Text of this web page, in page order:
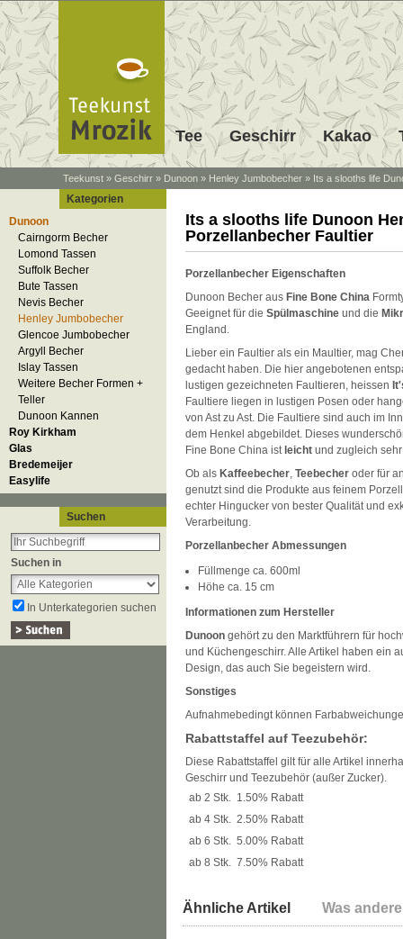
Tee Geschirr Kakao
Teekunst » Geschirr » Dunoon » Henley Jumbobecher » Its a slooths life
Kategorien
Dunoon
Cairngorm Becher
Lomond Tassen
Suffolk Becher
Bute Tassen
Nevis Becher
Henley Jumbobecher
Glencoe Jumbobecher
Argyll Becher
Islay Tassen
Weitere Becher Formen +
Teller
Dunoon Kannen
Roy Kirkham
Glas
Bredemeijer
Easylife
Suchen
Suchen in
In Unterkategorien suchen
Its a slooths life Dunoon
Porzellanbecher Faultier
Porzellanbecher Eigenschaften
Dunoon Becher aus Fine Bone China
Geeignet für die Spülmaschine und die
England.
Lieber ein Faultier als ein Maultier, mag
gedacht haben. Die hier angebotenen
lustigen gezeichneten Faultieren, heissen
Faultiere liegen in lustigen Posen oder
von Ast zu Ast. Die Faultiere sind auch im
dem Henkel abgebildet. Dieses
Fine Bone China ist leicht und zugleich
Ob als Kaffeebecher, Teebecher oder für
genutzt sind die Produkte aus feinem
echter Hingucker von bester Qualität und
Verarbeitung.
Porzellanbecher Abmessungen
Füllmenge ca. 600ml
Höhe ca. 15 cm
Informationen zum Hersteller
Dunoon gehört zu den Marktführern für
und Küchengeschirr. Alle Artikel haben ein
Design, das auch Sie begeistern wird.
Sonstiges
Aufnahmebedingt können
Rabattstaffel auf Teezubehör:
Diese Rabattstaffel gilt für alle Artikel
Geschirr und Teezubehör (außer Zucker).
ab 2 Stk. 1.50% Rabatt
ab 4 Stk. 2.50% Rabatt
ab 6 Stk. 5.00% Rabatt
ab 8 Stk. 7.50% Rabatt
Ähnliche Artikel Was